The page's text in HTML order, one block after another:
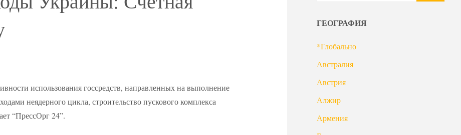
использования госсредств, направленных на выполнение
неядерного цикла, строительство пускового комплекса
“ПрессОрг 24”.
ГЕОГРАФИЯ
*Глобально
Австралия
Австрия
Алжир
Армения